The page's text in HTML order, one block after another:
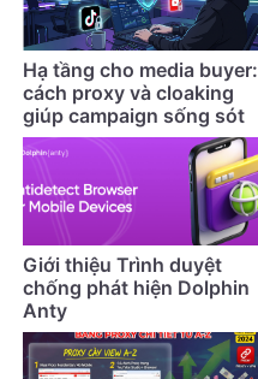
Hạ tầng cho media buyer:
cách proxy và cloaking
giúp campaign sống sót
lâu hơn
Giới thiệu Trình duyệt
chống phát hiện Dolphin
Anty